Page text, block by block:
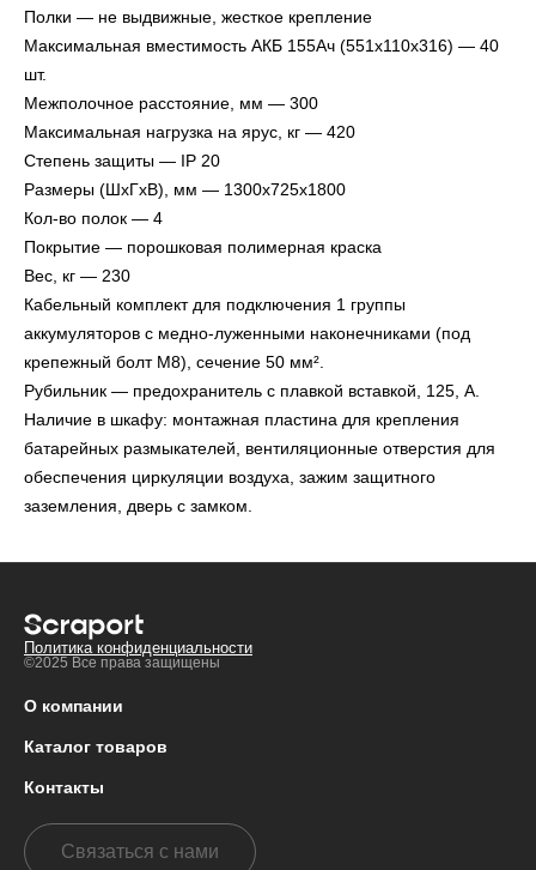
Полки — не выдвижные, жесткое крепление
Максимальная вместимость АКБ 155Ач (551х110х316) — 40
шт.
Межполочное расстояние, мм — 300
Максимальная нагрузка на ярус, кг — 420
Степень защиты — IP 20
Размеры (ШxГxВ), мм — 1300х725х1800
Кол-во полок — 4
Покрытие — порошковая полимерная краска
Вес, кг — 230
Кабельный комплект для подключения 1 группы
аккумуляторов с медно-луженными наконечниками (под
крепежный болт М8), сечение 50 мм².
Рубильник — предохранитель с плавкой вставкой, 125, А.
Наличие в шкафу: монтажная пластина для крепления
батарейных размыкателей, вентиляционные отверстия для
обеспечения циркуляции воздуха, зажим защитного
заземления, дверь с замком.
Политика конфиденциальности
©2025 Все права защищены
О компании
Каталог товаров
Контакты
Связаться с нами